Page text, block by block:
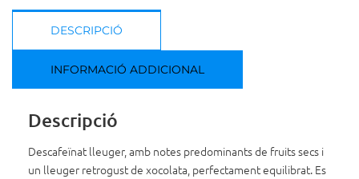
DESCRIPCIÓ
INFORMACIÓ ADDICIONAL
Descripció
Descafeïnat lleuger, amb notes predominants de fruits secs i
un lleuger retrogust de xocolata, perfectament equilibrat. Es